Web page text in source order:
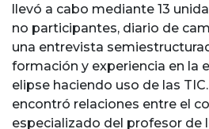
llevó a cabo mediante 13
no participantes, diario de
una entrevista
formación y experiencia en la
elipse haciendo uso de las
encontró relaciones entre el
especializado del profesor de